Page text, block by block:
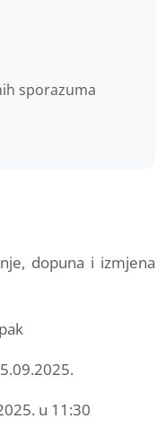
sporazuma
dopuna i izmjena
u 11:30